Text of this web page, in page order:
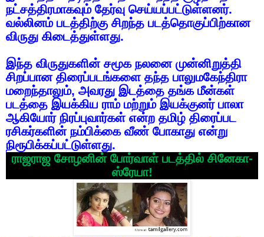
நட்சத்திரமாகவும் தேர்வு செய்யப்பட்டுள்ளனர்.
வல்லினம் படத்திற்கு சிறந்த படத்தொகுப்பிற்கான
விருது கிடைத்துள்ளது.
இந்த விருதுகளின் சமூக நலனை முன்னிறுத்தி
சிறப்பான திரைப்படங்களை தந்த பாலுமகேந்திரா
மறைந்தாலும், அவரது இடத்தை தங்க மீன்கள்
படத்தை இயக்கிய ராம் மற்றும் இயக்குனர் பாலா
ஆகியோர் நிரப்புவார்கள் என்ற தமிழ் திரைப்பட
ரசிகர்களின் நம்பிக்கை வீண் போகாது என்று
நிரூபிக்கப்பட்டுள்ளது.
ராஜராஜ சோழனின் போர்வாள் படத்தில் சினேகா-
ஸ்ரேயா!